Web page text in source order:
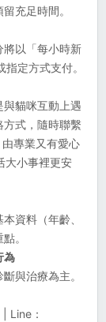
充足時間。
將以「每小時新
定方式支付。
與貓咪互動上遇
式，隨時聯繫
專業又有愛心
大小事裡更安
資料（年齡、
。
為
與治療為主。
Line：